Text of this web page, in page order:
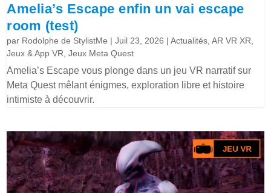
Amelia’s Escape enfin un vai escape
room (test)
par Rodolphe de StylistMe |Juil 23, 2026 |Actualités ,AR VR XR
Jeux & App VR ,Jeux Meta Quest
Amelia’s Escape vous plonge dans un jeu VR narratif sur
Meta Quest mêlant énigmes, exploration libre et histoire
intimiste à découvrir.